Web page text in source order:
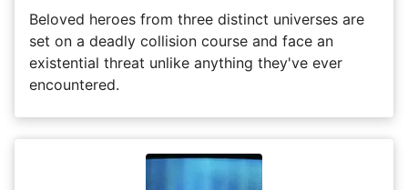
Beloved heroes from three distinct universes are
set on a deadly collision course and face an
existential threat unlike anything they've ever
encountered.